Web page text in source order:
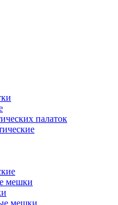
палаток
мешки
мешки